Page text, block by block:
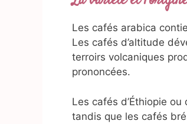
Les cafés arabica
Les cafés d’altitude
terroirs volcaniques
prononcées.
Les cafés d’Éthiopie
tandis que les cafés